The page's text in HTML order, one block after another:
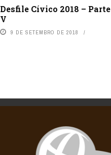
Desfile Cívico 2018 – Parte
V
9 DE SETEMBRO DE 2018